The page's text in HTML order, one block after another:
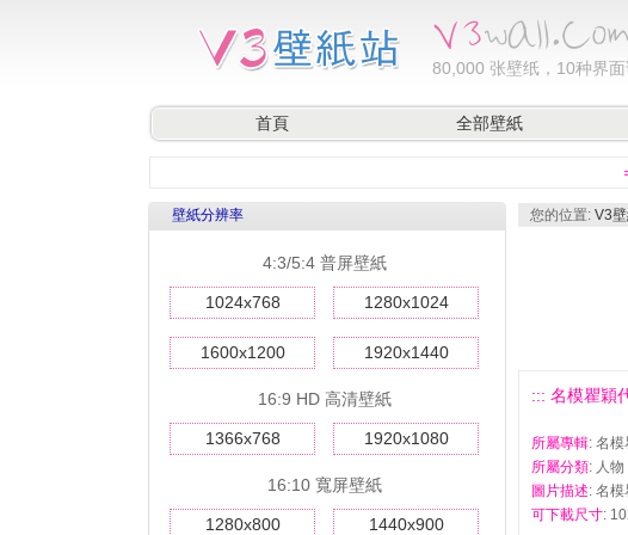
80,000 张壁纸，10种界面
首頁 全部壁紙
壁紙分辨率
4:3/5:4 普屏壁紙
1024x768 1280x1024
1600x1200 1920x1440
16:9 HD 高清壁紙
1366x768 1920x1080
16:10 寬屏壁紙
1280x800 1440x900
您的位置: V3
::: 名模瞿穎
所屬專輯: 名
所屬分類: 人物
圖片描述: 名
可下載尺寸: